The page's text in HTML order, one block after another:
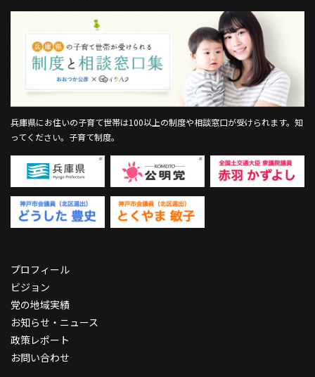
プロフィール
ビジョン
党の地域実績
お知らせ・ニュース
政策レポート
お問い合わせ
兵庫県にお住いの子育て世帯は100以上の制度や相談窓口が受けられます。 知
ってください。子育て制度。